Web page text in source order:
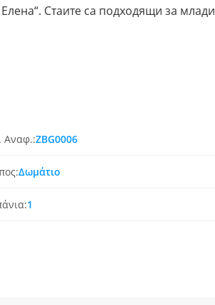
Стаите са подходящи за млади
Αναφ.:ZBG0006
Δωμάτιο
1